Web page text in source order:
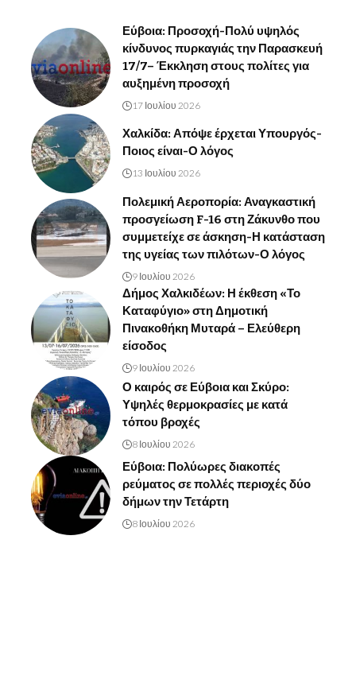
Εύβοια: Προσοχή-Πολύ υψηλός
κίνδυνος πυρκαγιάς την Παρασκευή
17/7– Έκκληση στους πολίτες για
αυξημένη προσοχή
17 Ιουλίου 2026
Χαλκίδα: Απόψε έρχεται Υπουργός-
Ποιος είναι-Ο λόγος
13 Ιουλίου 2026
Πολεμική Αεροπορία: Αναγκαστική
προσγείωση F-16 στη Ζάκυνθο που
συμμετείχε σε άσκηση-Η κατάσταση
της υγείας των πιλότων-Ο λόγος
9 Ιουλίου 2026
Δήμος Χαλκιδέων: Η έκθεση «Το
Καταφύγιο» στη Δημοτική
Πινακοθήκη Μυταρά – Ελεύθερη
είσοδος
9 Ιουλίου 2026
Ο καιρός σε Εύβοια και Σκύρο:
Υψηλές θερμοκρασίες με κατά
τόπου βροχές
8 Ιουλίου 2026
Εύβοια: Πολύωρες διακοπές
ρεύματος σε πολλές περιοχές δύο
δήμων την Τετάρτη
8 Ιουλίου 2026